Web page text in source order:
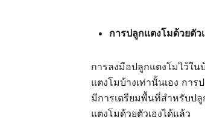
การปลูกแตงโมด้วยตัว
การลงมือปลูกแตงโมไว้ใน
แตงโมบ้างเท่านั้นเอง กา
มีการเตรียมพื้นที่สำหรับปลู
แตงโมด้วยตัวเองได้แล้ว